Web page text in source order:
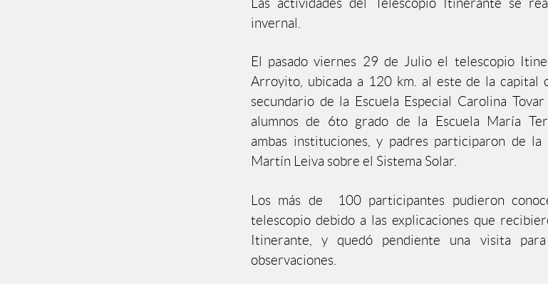
Las actividades del Telescopio Itinerante se
invernal.
El pasado viernes 29 de Julio el telescopio
Arroyito, ubicada a 120 km. al este de la capital
secundario de la Escuela Especial Carolina
alumnos de 6to grado de la Escuela María
ambas instituciones, y padres participaron de
Martín Leiva sobre el Sistema Solar.
Los más de 100 participantes pudieron
telescopio debido a las explicaciones que
Itinerante, y quedó pendiente una visita
observaciones.